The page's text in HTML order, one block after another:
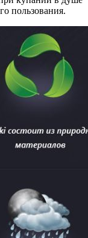
пользования.